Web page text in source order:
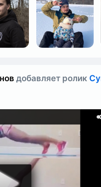
добавляет ролик